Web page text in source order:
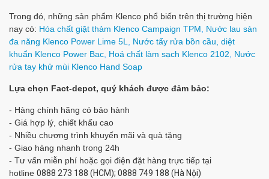
Trong đó, những sản phẩm Klenco phổ biến trên thị trường hiện
nay có: Hóa chất giặt thảm Klenco Campaign TPM
Nước lau sàn
đa năng Klenco Power Lime 5L
Nước tẩy rửa bồn cầu, diệt
khuẩn Klenco Power Bac Hoá chất làm sạch Klenco 2102
Nước
rửa tay khử mùi Klenco Hand Soap
Lựa chọn Fact-depot, quý khách được đảm bảo:
- Hàng chính hãng có bảo hành
- Giá hợp lý, chiết khấu cao
- Nhiều chương trình khuyến mãi và quà tặng
- Giao hàng nhanh trong 24h
- Tư vấn miễn phí hoặc gọi điện đặt hàng trực tiếp tại
hotline 0888 273 188 (HCM); 0888 749 188 (Hà Nội)